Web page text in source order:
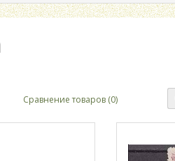
Сравнение товаров (0)